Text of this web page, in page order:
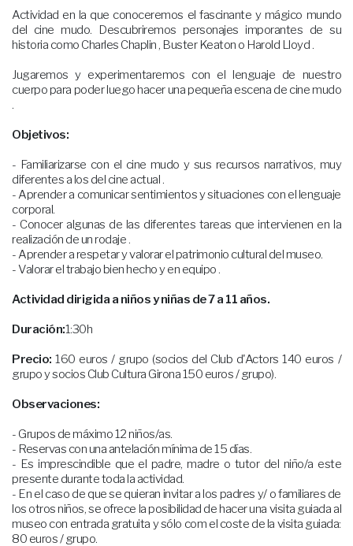
Actividad en la que conoceremos el fascinante y mágico mundo
del cine mudo. Descubriremos personajes imporantes de su
historia como Charles Chaplin , Buster Keaton o Harold Lloyd .
Jugaremos y experimentaremos con el lenguaje de nuestro
cuerpo para poder luego hacer una pequeña escena de cine mudo
.
Objetivos:
- Familiarizarse con el cine mudo y sus recursos narrativos, muy
diferentes a los del cine actual .
- Aprender a comunicar sentimientos y situaciones con el lenguaje
corporal.
- Conocer algunas de las diferentes tareas que intervienen en la
realización de un rodaje .
- Aprender a respetar y valorar el patrimonio cultural del museo.
- Valorar el trabajo bien hecho y en equipo .
Actividad dirigida a niños y niñas de 7 a 11 años.
Duración:1:30h
Precio: 160 euros / grupo (socios del Club d'Actors 140 euros /
grupo y socios Club Cultura Girona 150 euros / grupo).
Observaciones:
- Grupos de máximo 12 niños/as.
- Reservas con una antelación mínima de 15 días.
- Es imprescindible que el padre, madre o tutor del niño/a este
presente durante toda la actividad.
- En el caso de que se quieran invitar a los padres y/ o familiares de
los otros niños, se ofrece la posibilidad de hacer una visita guiada al
museo con entrada gratuita y sólo com el coste de la visita guiada:
80 euros / grupo.